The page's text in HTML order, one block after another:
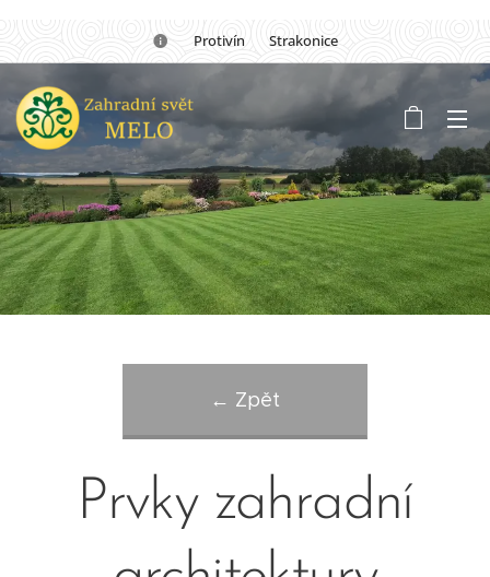
🏡Protivín 🏡 Strakonice
← Zpět
Prvky zahradní